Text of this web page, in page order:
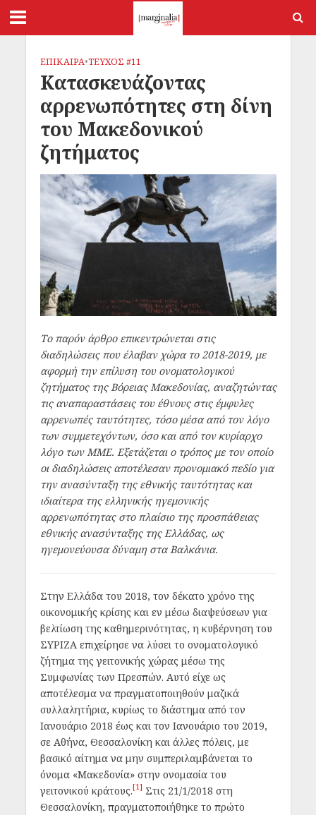
ΕΠΙΚΑΙΡΑ•ΤΕΥΧΟΣ #11
Κατασκευάζοντας
αρρενωπότητες στη δίνη
του Μακεδονικού
ζητήματος
Το παρόν άρθρο επικεντρώνεται στις
διαδηλώσεις που έλαβαν χώρα το 2018-2019, με
αφορμή την επίλυση του ονοματολογικού
ζητήματος της Βόρειας Μακεδονίας, αναζητώντας
τις αναπαραστάσεις του έθνους στις έμφυλες
αρρενωπές ταυτότητες, τόσο μέσα από τον λόγο
των συμμετεχόντων, όσο και από τον κυρίαρχο
λόγο των ΜΜΕ. Εξετάζεται ο τρόπος με τον οποίο
οι διαδηλώσεις αποτέλεσαν προνομιακό πεδίο για
την ανασύνταξη της εθνικής ταυτότητας και
ιδιαίτερα της ελληνικής ηγεμονικής
αρρενωπότητας στο πλαίσιο της προσπάθειας
εθνικής ανασύνταξης της Ελλάδας, ως
ηγεμονεύουσα δύναμη στα Βαλκάνια.
Στην Ελλάδα του 2018, τον δέκατο χρόνο της
οικονομικής κρίσης και εν μέσω διαψεύσεων για
βελτίωση της καθημερινότητας, η κυβέρνηση του
ΣΥΡΙΖΑ επιχείρησε να λύσει το ονοματολογικό
ζήτημα της γειτονικής χώρας μέσω της
Συμφωνίας των Πρεσπών. Αυτό είχε ως
αποτέλεσμα να πραγματοποιηθούν μαζικά
συλλαλητήρια, κυρίως το διάστημα από τον
Ιανουάριο 2018 έως και τον Ιανουάριο του 2019,
σε Αθήνα, Θεσσαλονίκη και άλλες πόλεις, με
βασικό αίτημα να μην συμπεριλαμβάνεται το
όνομα «Μακεδονία» στην ονομασία του
γειτονικού κράτους.[1] Στις 21/1/2018 στη
Θεσσαλονίκη, πραγματοποιήθηκε το πρώτο